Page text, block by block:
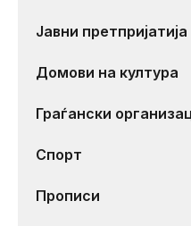
Јавни претпријатија
Домови на култура
Граѓански
Спорт
Прописи